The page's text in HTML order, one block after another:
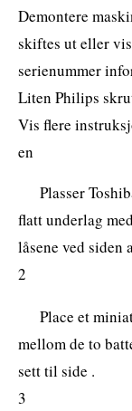
Demontere
skiftes ut eller
serienummer
Liten Philips
Vis flere
en
Plasser
flatt underlag
låsene ved siden
2
Place et
mellom de to
sett til side .
3